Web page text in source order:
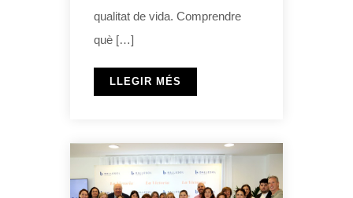
qualitat de vida. Comprendre
què […]
LLEGIR MÉS